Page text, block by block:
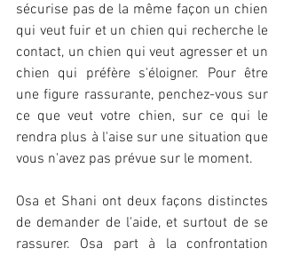
sécurise pas de la même façon un chien
qui veut fuir et un chien qui recherche le
contact, un chien qui veut agresser et un
chien qui préfère s'éloigner. Pour être
une figure rassurante, penchez-vous sur
ce que veut votre chien, sur ce qui le
rendra plus à l'aise sur une situation que
vous n'avez pas prévue sur le moment.
Osa et Shani ont deux façons distinctes
de demander de l'aide, et surtout de se
rassurer. Osa part à la confrontation